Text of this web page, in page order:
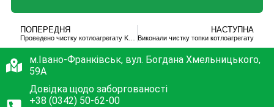
ПОПЕРЕДНЯ НАСТУПНА
Виконали чистку топки котлоагрегату
м.Івано-Франківськ, вул. Богдана Хмельницького,
59А
Довідка щодо заборгованості
+38 (0342) 50-62-00